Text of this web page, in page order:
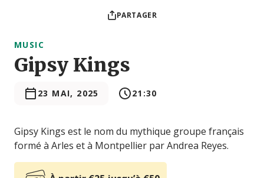
PARTAGER
MUSIC
Gipsy Kings
23 MAI, 2025 21:30
Gipsy Kings est le nom du mythique groupe français
formé à Arles et à Montpellier par Andrea Reyes.